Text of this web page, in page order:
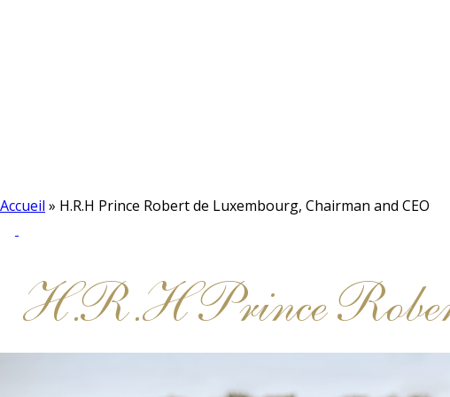
Accueil » H.R.H Prince Robert de Luxembourg, Chairman and CEO
H.R.H Prince